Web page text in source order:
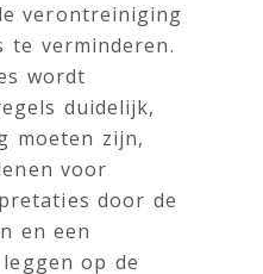
verontreiniging
te verminderen.
wordt
duidelijk,
moeten zijn,
voor
door de
en een
op de